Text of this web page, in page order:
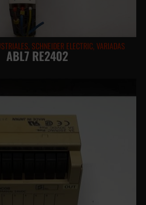
, SCHNEIDER ELECTRIC, VARIADAS
ABL7 RE2402